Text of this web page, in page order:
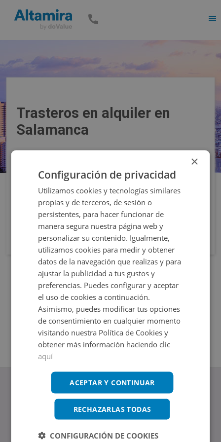
Trasteros en alquiler en
Salamanca
Filtros
www.altamirainmuebles.com
Edificio Skylight
Avenida de Manoteras 14-16, 28050, Madrid
×
Configuración de privacidad
Utilizamos cookies y tecnologías similares
propias y de terceros, de sesión o
persistentes, para hacer funcionar de
manera segura nuestra página web y
personalizar su contenido. Igualmente,
utilizamos cookies para medir y obtener
datos de la navegación que realizas y para
ajustar la publicidad a tus gustos y
preferencias. Puedes configurar y aceptar
el uso de cookies a continuación.
Asimismo, puedes modificar tus opciones
de consentimiento en cualquier momento
visitando nuestra Política de Cookies y
obtener más información haciendo clic
aquí
ACEPTAR Y CONTINUAR
RECHAZARLAS TODAS
CONFIGURACIÓN DE COOKIES